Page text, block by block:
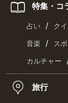
特集・コ
占い / ク
音楽 / ス
カルチャー
旅行